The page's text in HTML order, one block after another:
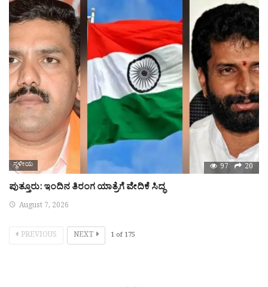
ಸ್ಥಳೀಯ 97 20
ಪುತ್ತೂರು: ಇಂದಿನ ತಿರಂಗ ಯಾತ್ರೆಗೆ ವೇದಿಕೆ ಸಿದ್ಧ
August 7, 2026
PREVIOUS NEXT 1 of 175